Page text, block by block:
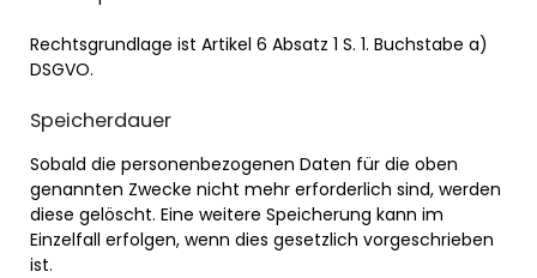
Rechtsgrundlage ist Artikel 6 Absatz 1 S. 1. Buchstabe a)
DSGVO.
Speicherdauer
Sobald die personenbezogenen Daten für die oben
genannten Zwecke nicht mehr erforderlich sind, werden
diese gelöscht. Eine weitere Speicherung kann im
Einzelfall erfolgen, wenn dies gesetzlich vorgeschrieben
ist.